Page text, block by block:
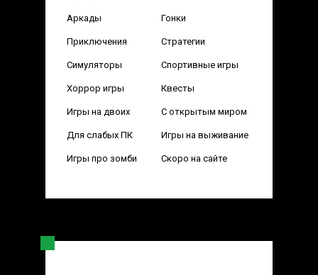
Аркады Гонки
Приключения Стратегии
Симуляторы Спортивные игры
Хоррор игры Квесты
Игры на двоих С открытым миром
Для слабых ПК Игры на выживание
Игры про зомби Скоро на сайте